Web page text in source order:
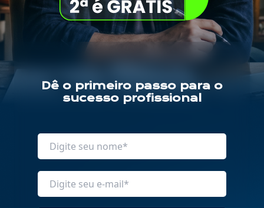
Dê o primeiro passo para o
sucesso profissional